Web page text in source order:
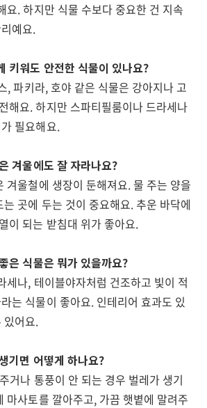
요. 하지만 식물 수보다 중요한 건 지속
예요.
키워도 안전한 식물이 있나요?
, 파키라, 호야 같은 식물은 강아지나 고
해요. 하지만 스파티필룸이나 드라세나
필요해요.
겨울에도 잘 자라나요?
겨울철에 생장이 둔해져요. 물 주는 양을
곳에 두는 것이 중요해요. 추운 바닥에
이 되는 받침대 위가 좋아요.
은 식물은 뭐가 있을까요?
세나, 테이블야자처럼 건조하고 빛이 적
는 식물이 좋아요. 인테리어 효과도 있
있어요.
기면 어떻게 하나요?
거나 통풍이 안 되는 경우 벌레가 생기
마사토를 깔아주고, 가끔 햇볕에 말려주